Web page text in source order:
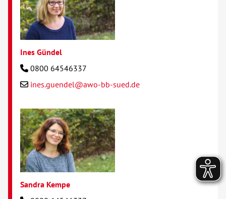
Ines Gündel
0800 64546337
ines.guendel@awo-bb-sued.de
Sandra Kempe